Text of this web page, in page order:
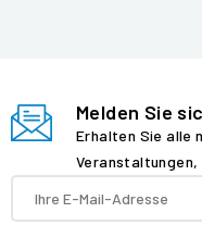
Melden Sie
Erhalten Sie alle
Veranstaltungen,